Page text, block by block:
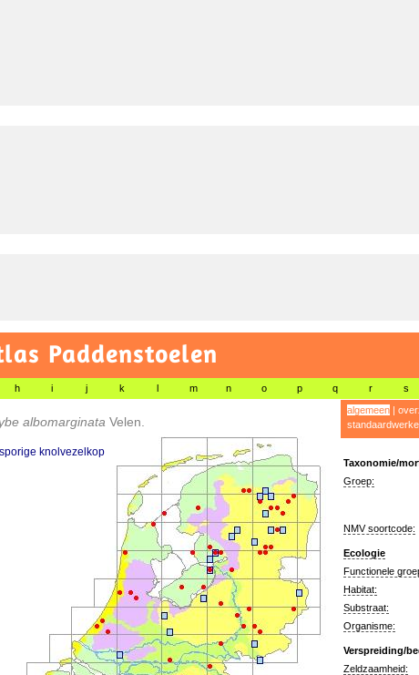
Paddenstoelen
h i j k l m n o p q r s
albomarginata Velen.
knolvezelkop
algemeen|
Taxonomie/
Groep:
NMV soortcode:
Ecologie
Functionele
Habitat:
Substraat:
Organisme:
Verspreiding/
Zeldzaamheid: